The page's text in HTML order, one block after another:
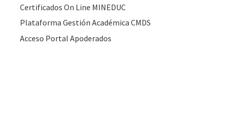
Certificados On Line MINEDUC
Plataforma Gestión Académica CMDS
Acceso Portal Apoderados